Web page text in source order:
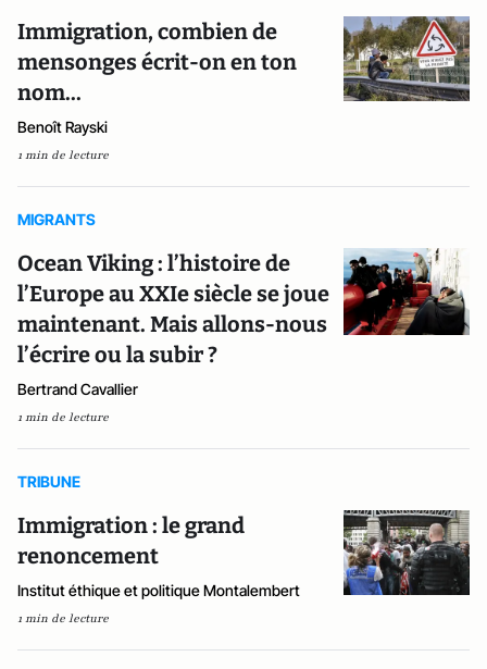
Immigration, combien de
mensonges écrit-on en ton
nom...
Benoît Rayski
1 min de lecture
MIGRANTS
Ocean Viking : l’histoire de
l’Europe au XXIe siècle se joue
maintenant. Mais allons-nous
l’écrire ou la subir ?
Bertrand Cavallier
1 min de lecture
TRIBUNE
Immigration : le grand
renoncement
Institut éthique et politique Montalembert
1 min de lecture